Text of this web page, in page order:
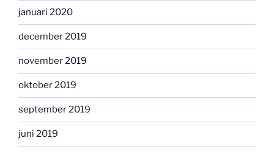
januari 2020
december 2019
november 2019
oktober 2019
september 2019
juni 2019